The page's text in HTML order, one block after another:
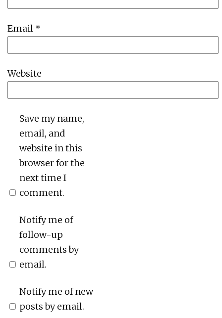
Email *
Website
Save my name,
email, and
website in this
browser for the
next time I
comment.
Notify me of
follow-up
comments by
email.
Notify me of new
posts by email.